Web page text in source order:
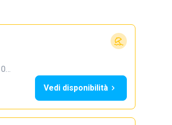
Vedi disponibilità